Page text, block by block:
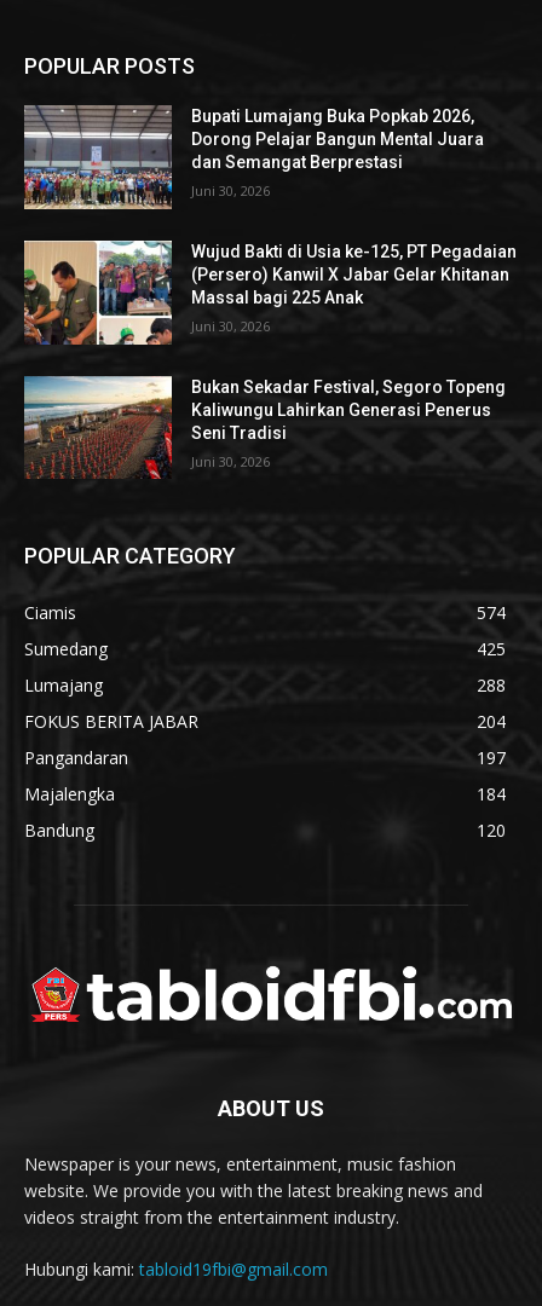
POPULAR POSTS
Bupati Lumajang Buka Popkab 2026,
Dorong Pelajar Bangun Mental Juara
dan Semangat Berprestasi
Juni 30, 2026
Wujud Bakti di Usia ke-125, PT Pegadaian
(Persero) Kanwil X Jabar Gelar Khitanan
Massal bagi 225 Anak
Juni 30, 2026
Bukan Sekadar Festival, Segoro Topeng
Kaliwungu Lahirkan Generasi Penerus
Seni Tradisi
Juni 30, 2026
POPULAR CATEGORY
Ciamis
574
Sumedang
425
Lumajang
288
FOKUS BERITA JABAR
204
Pangandaran
197
Majalengka
184
Bandung
120
ABOUT US
Newspaper is your news, entertainment, music fashion
website. We provide you with the latest breaking news and
videos straight from the entertainment industry.
Hubungi kami:tabloid19fbi@gmail.com